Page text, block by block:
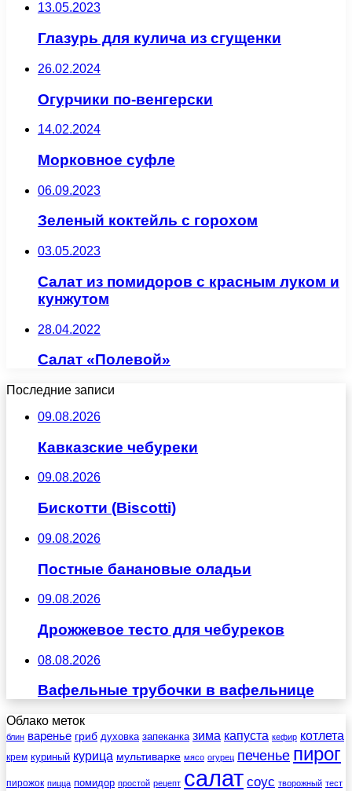
13.05.2023
Глазурь для кулича из сгущенки
26.02.2024
Огурчики по-венгерски
14.02.2024
Морковное суфле
06.09.2023
Зеленый коктейль с горохом
03.05.2023
Салат из помидоров с красным луком и
кунжутом
28.04.2022
Салат «Полевой»
Последние записи
09.08.2026
Кавказские чебуреки
09.08.2026
Бискотти (Biscotti)
09.08.2026
Постные банановые оладьи
09.08.2026
Дрожжевое тесто для чебуреков
08.08.2026
Вафельные трубочки в вафельнице
Облако меток
блин варенье гриб духовка запеканка зима капуста кефир котлета
крем куриный курица мультиварке мясо огурец печенье пирог
пирожок пицца помидор простой рецепт салат соус творожный тест